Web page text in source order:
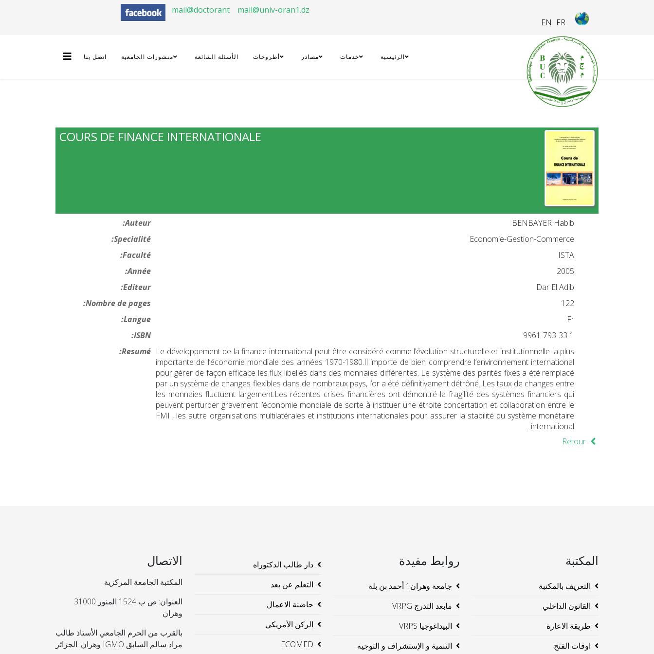
FR
EN
mail@doctorant mail@univ-oran1.dz
الرئيسية خدمات مصادر أطروحات الأسئلة الشائعة منشورات الجامعية اتصل بنا
COURS DE FINANCE INTERNATIONALE
Auteur:
BENBAYER Habib
Specialité:
Economie-Gestion-Commerce
Faculté:
ISTA
Année:
2005
Editeur:
Dar El Adib
Nombre de pages:
122
Langue:
Fr
ISBN:
9961-793-33-1
Resumé: Le développement de la finance international peut être considéré comme l’évolution structurelle et institutionnelle la plus
importante de l’économie mondiale des années 1970-1980.Il importe de bien comprendre l’environnement international
pour gérer de façon efficace les flux libellés dans des monnaies différentes. Le système des parités fixes a été remplacé
par un système de changes flexibles dans de nombreux pays, l’or a été définitivement détrôné. Les taux de changes entre
les monnaies fluctuent largement.Les récentes crises financières ont démontré la fragilité des systèmes financiers qui
peuvent perturber gravement l’économie mondiale de sorte à instituer une étroite concertation et collaboration entre le
FMI , les autre organisations multilatérales et institutions internationales pour assurer la stabilité du système monétaire
international…
Retour
المكتبة
التعريف بالمكتبة
القانون الداخلي
طريقة الاعارة
اوقات الفتح
روابط مفيدة
جامعة وهران1 أحمد بن بلة
مابعد التدرج VRPG
البيداغوجيا VRPS
التنمية و الإستشراف و التوجيه
دار طالب الدكتوراه
التعلم عن بعد
حاضنة الاعمال
الركن الأمريكي
ECOMED
الاتصال
المكتبة الجامعة المركزية
العنوان: ص ب 1524 المنور 31000
وهران
بالقرب من الحرم الجامعي الأستاذ طالب
مراد سالم السابق IGMO وهران. الجزائر